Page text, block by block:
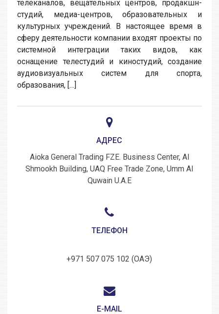
телеканалов, вещательных центров, продакшн-
студий, медиа-центров, образовательных и
культурных учреждений. В настоящее время в
сферу деятельности компании входят проекты по
системной интеграции таких видов, как
оснащение телестудий и киностудий, создание
аудиовизуальных систем для спорта,
образования, […]
АДРЕС
Aioka General Trading FZE. Business Center, Al
Shmookh Building, UAQ Free Trade Zone, Umm Al
Quwain U.A.E
ТЕЛЕФОН
+971 507 075 102 (ОАЭ)
E-MAIL